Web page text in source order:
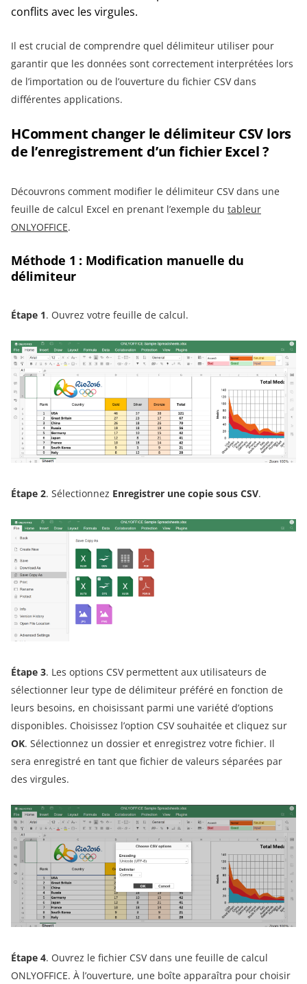
conflits avec les virgules.
Il est crucial de comprendre quel délimiteur utiliser pour
garantir que les données sont correctement interprétées lors
de l’importation ou de l’ouverture du fichier CSV dans
différentes applications.
HComment changer le délimiteur CSV lors
de l’enregistrement d’un fichier Excel ?
Découvrons comment modifier le délimiteur CSV dans une
feuille de calcul Excel en prenant l’exemple du tableur
ONLYOFFICE.
Méthode 1 : Modification manuelle du
délimiteur
Étape 1. Ouvrez votre feuille de calcul.
Étape 2. Sélectionnez Enregistrer une copie sous CSV.
Étape 3. Les options CSV permettent aux utilisateurs de
sélectionner leur type de délimiteur préféré en fonction de
leurs besoins, en choisissant parmi une variété d’options
disponibles. Choisissez l’option CSV souhaitée et cliquez sur
OK. Sélectionnez un dossier et enregistrez votre fichier. Il
sera enregistré en tant que fichier de valeurs séparées par
des virgules.
Étape 4. Ouvrez le fichier CSV dans une feuille de calcul
ONLYOFFICE. À l’ouverture, une boîte apparaîtra pour choisir